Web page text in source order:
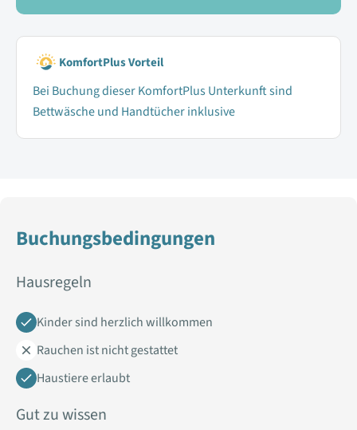
KomfortPlus Vorteil
Bei Buchung dieser KomfortPlus Unterkunft sind
Bettwäsche und Handtücher inklusive
Buchungsbedingungen
Hausregeln
Kinder sind herzlich willkommen
Rauchen ist nicht gestattet
Haustiere erlaubt
Gut zu wissen